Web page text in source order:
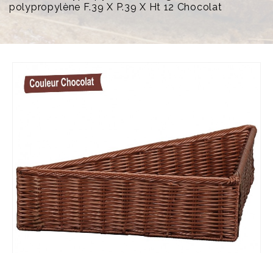
polypropylène F.39 X P.39 X Ht 12 Chocolat